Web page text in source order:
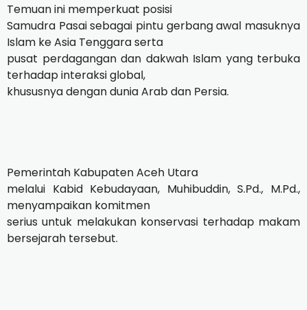
Temuan ini memperkuat posisi
Samudra Pasai sebagai pintu gerbang awal masuknya
Islam ke Asia Tenggara serta
pusat perdagangan dan dakwah Islam yang terbuka
terhadap interaksi global,
khususnya dengan dunia Arab dan Persia.
Pemerintah Kabupaten Aceh Utara
melalui Kabid Kebudayaan, Muhibuddin, S.Pd., M.Pd.,
menyampaikan komitmen
serius untuk melakukan konservasi terhadap makam
bersejarah tersebut.